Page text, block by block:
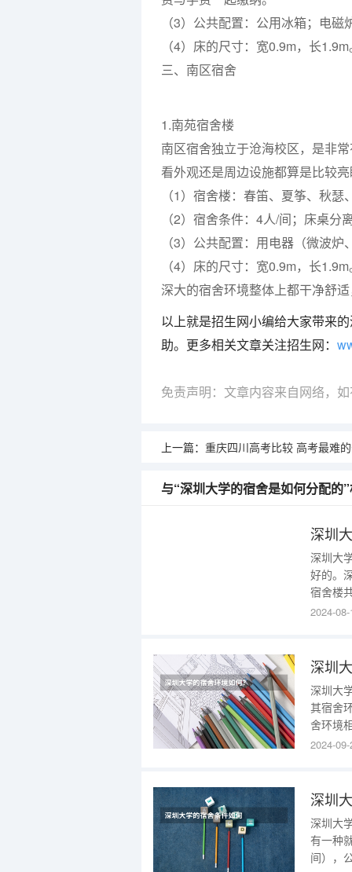
（3）公共配置：公用冰箱；电磁
（4）床的尺寸：宽0.9m，长
三、南区宿舍
1.南苑宿舍楼
南区宿舍独立于沧海校区，是非
看外观还是周边设施都算是比较
（1）宿舍楼：春笛、夏筝、秋瑟
（2）宿舍条件：4人/间；床桌分
（3）公共配置：用电器（微波
（4）床的尺寸：宽0.9m，长
深大的宿舍环境整体上都干净舒
以上就是招生网小编给大家带来
助。更多相关文章关注招生网：
免责声明：文章内容来自网络，
上一篇： 重庆四川高考比较 高考最难
与“深圳大学的宿舍是如何分配的
深圳
深圳大
好的。
宿舍楼
房间内
2024-
深圳
深圳大
其宿舍
舍环境
方面来
施，方
2024-
深圳
深圳大
有一种
间），